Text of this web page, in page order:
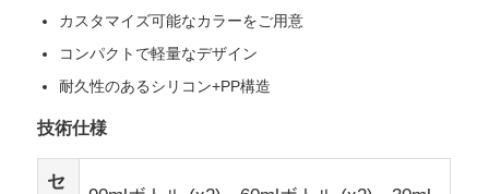
ニュース
事例
シリコン旅行瓶セット
カスタマイズ可能なカラーをご用意
コンパクトで軽量なデザイン
耐久性のあるシリコン+PP構造
技術仕様
セ